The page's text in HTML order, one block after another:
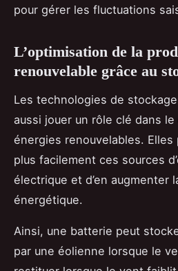
pour gérer les fluctuations
L’optimisation de la
renouvelable grâce au
Les technologies de
aussi jouer un rôle clé dans
énergies renouvelables. Elles
plus facilement ces sources
électrique et d’en augmenter
énergétique.
Ainsi, une batterie peut
par une éolienne lorsque le